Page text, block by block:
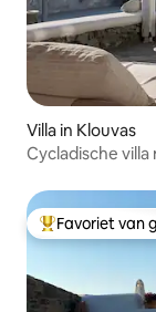
Villa in Klouvas
Cycladische
Topfavoriet
Favoriet van